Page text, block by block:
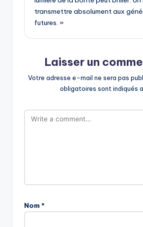
transmettre absolument aux
futures. »
Laisser un
Votre adresse e-mail ne sera pas
obligatoires sont indiqués
Nom *